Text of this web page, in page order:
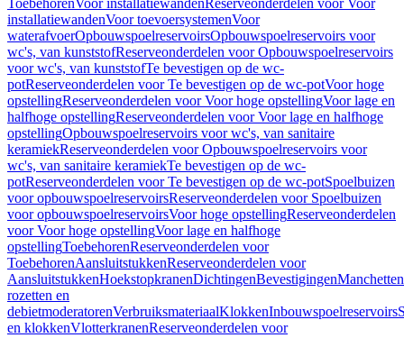
ToebehorenVoor installatiewandenReserveonderdelen voor Voor
installatiewandenVoor toevoersystemenVoor
waterafvoerOpbouwspoelreservoirsOpbouwspoelreservoirs voor
wc's, van kunststofReserveonderdelen voor Opbouwspoelreservoirs
voor wc's, van kunststofTe bevestigen op de wc-
potReserveonderdelen voor Te bevestigen op de wc-potVoor hoge
opstellingReserveonderdelen voor Voor hoge opstellingVoor lage en
halfhoge opstellingReserveonderdelen voor Voor lage en halfhoge
opstellingOpbouwspoelreservoirs voor wc's, van sanitaire
keramiekReserveonderdelen voor Opbouwspoelreservoirs voor
wc's, van sanitaire keramiekTe bevestigen op de wc-
potReserveonderdelen voor Te bevestigen op de wc-potSpoelbuizen
voor opbouwspoelreservoirsReserveonderdelen voor Spoelbuizen
voor opbouwspoelreservoirsVoor hoge opstellingReserveonderdelen
voor Voor hoge opstellingVoor lage en halfhoge
opstellingToebehorenReserveonderdelen voor
ToebehorenAansluitstukkenReserveonderdelen voor
AansluitstukkenHoekstopkranenDichtingenBevestigingenManchetten
rozetten en
debietmoderatorenVerbruiksmateriaalKlokkenInbouwspoelreservoirs
en klokkenVlotterkranenReserveonderdelen voor